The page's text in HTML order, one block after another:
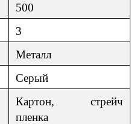
500
3
Металл
Серый
Картон, стрейч
пленка